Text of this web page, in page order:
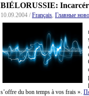
BIÉLORUSSIE:
10.09.2004 / Français Главные
s’offre du bon temps à vos frais ».